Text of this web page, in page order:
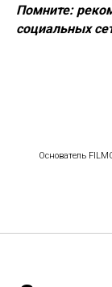
Помните:
социальных
Основатель